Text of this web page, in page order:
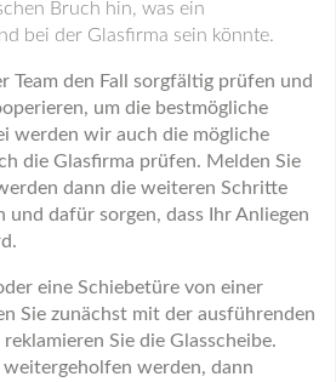
Bruch hin, was ein
bei der Glasfirma sein könnte.
Team den Fall sorgfältig prüfen und
um die bestmögliche
werden wir auch die mögliche
die Glasfirma prüfen. Melden Sie
dann die weiteren Schritte
und dafür sorgen, dass Ihr Anliegen
eine Schiebetüre von einer
Sie zunächst mit der ausführenden
Sie die Glasscheibe.
werden, dann